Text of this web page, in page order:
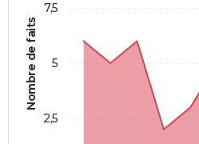
Nombre de faits
2,5
5
7,5